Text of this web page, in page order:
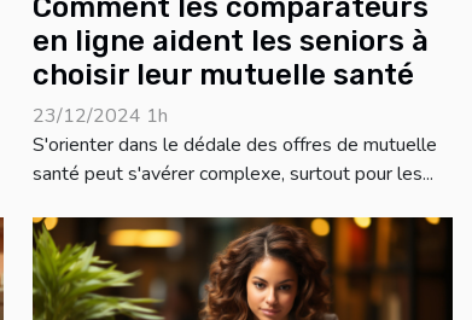
Comment les comparateurs
en ligne aident les seniors à
choisir leur mutuelle santé
23/12/2024 1h
S'orienter dans le dédale des offres de mutuelle
santé peut s'avérer complexe, surtout pour les...